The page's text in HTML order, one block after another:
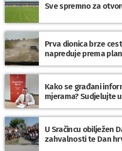
Sve spremno za
Prva dionica brze
napreduje prema
Kako se građani
mjerama? Sudjelujte
U Sračincu obilježen
zahvalnosti te Dan